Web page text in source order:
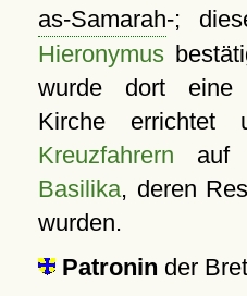
as-Samarah-;
Hieronymus
wurde dort eine
Kirche
Kreuzfahrern auf
Basilika, deren
wurden.
Patronin der